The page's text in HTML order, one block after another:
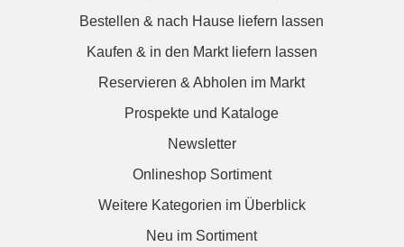
Bestellen & nach Hause liefern lassen
Kaufen & in den Markt liefern lassen
Reservieren & Abholen im Markt
Prospekte und Kataloge
Newsletter
Onlineshop Sortiment
Weitere Kategorien im Überblick
Neu im Sortiment